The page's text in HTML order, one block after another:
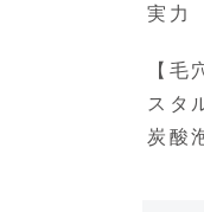
実力
【
スタ
炭酸